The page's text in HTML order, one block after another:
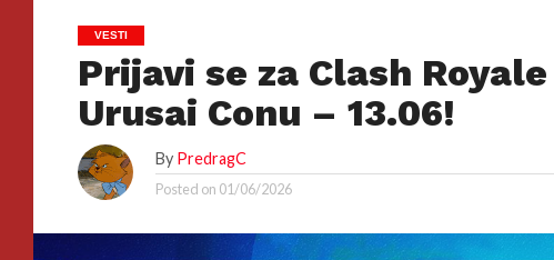
VESTI
Prijavi se za Clash
Urusai Conu – 13.06!
By PredragC
Posted on 01/06/2026